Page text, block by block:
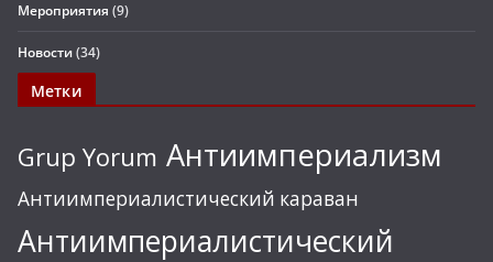
Мероприятия (9)
Новости(34)
Метки
Grup Yorum Антиимпериализм
Антиимпериалистический караван
Антиимпериалистический